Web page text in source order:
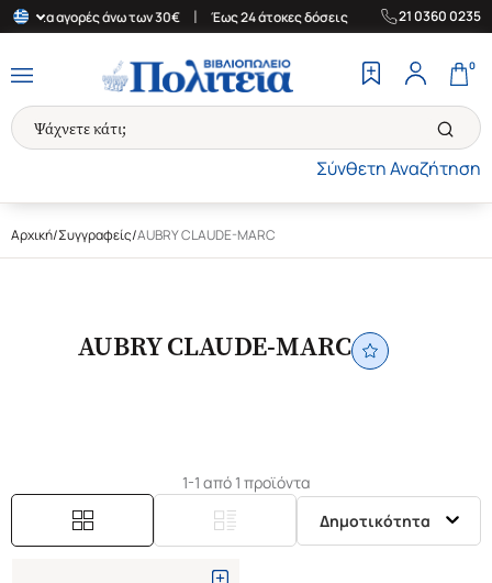
για αγορές άνω των 30€ Έως 24 άτοκες δόσεις | Δωρεάν
21 0360 0235
Σύνθετη Αναζήτηση
0
Αρχική/Συγγραφείς/AUBRY CLAUDE-MARC
AUBRY CLAUDE-MARC
1-1 από 1 προϊόντα
Δημοτικότητα